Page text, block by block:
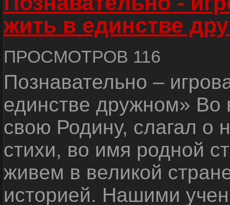
жить в единстве
ПРОСМОТРОВ 116
Познавательно –
единстве дружном»
свою Родину, слагал о
стихи, во имя родной
живем в великой
историей. Нашими